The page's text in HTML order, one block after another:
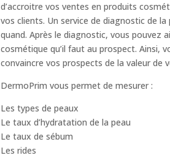
d’accroitre vos ventes en produits
vos clients. Un service de diagnostic de
quand. Après le diagnostic, vous pouvez
cosmétique qu’il faut au prospect. Ainsi,
convaincre vos prospects de la valeur de
DermoPrim vous permet de mesurer :
Les types de peaux
Le taux d’hydratation de la peau
Le taux de sébum
Les rides